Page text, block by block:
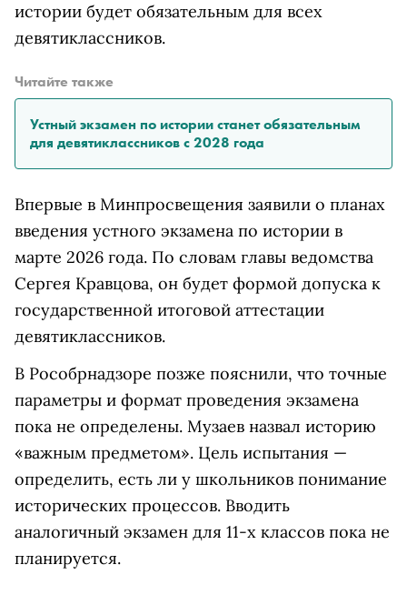
истории будет обязательным для всех
девятиклассников.
Читайте также
Устный экзамен по истории станет обязательным
для девятиклассников с 2028 года
Впервые в Минпросвещения заявили о планах
введения устного экзамена по истории в
марте 2026 года. По словам главы ведомства
Сергея Кравцова, он будет формой допуска к
государственной итоговой аттестации
девятиклассников.
В Рособрнадзоре позже пояснили, что точные
параметры и формат проведения экзамена
пока не определены. Музаев назвал историю
«важным предметом». Цель испытания —
определить, есть ли у школьников понимание
исторических процессов. Вводить
аналогичный экзамен для 11-х классов пока не
планируется.